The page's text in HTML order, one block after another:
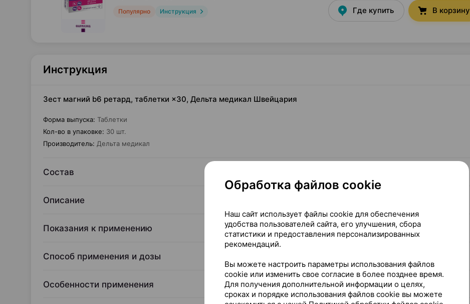
Популярно Инструкция Где купить В корзину
Инструкция
Зест магний b6 ретард, таблетки ×30, Дельта медикал Швейцария
Форма выпуска: Таблетки
Кол-во в упаковке: 30 шт.
Производитель: Дельта медикал
Состав
Описание
Показания к применению
Способ применения и дозы
Особенности применения
Обработка файлов cookie
Наш сайт использует файлы cookie для обеспечения
удобства пользователей сайта, его улучшения, сбора
статистики и предоставления персонализированных
рекомендаций.
Вы можете настроить параметры использования файлов
cookie или изменить свое согласие в более позднее время.
Для получения дополнительной информации о целях,
сроках и порядке использования файлов cookie вы можете